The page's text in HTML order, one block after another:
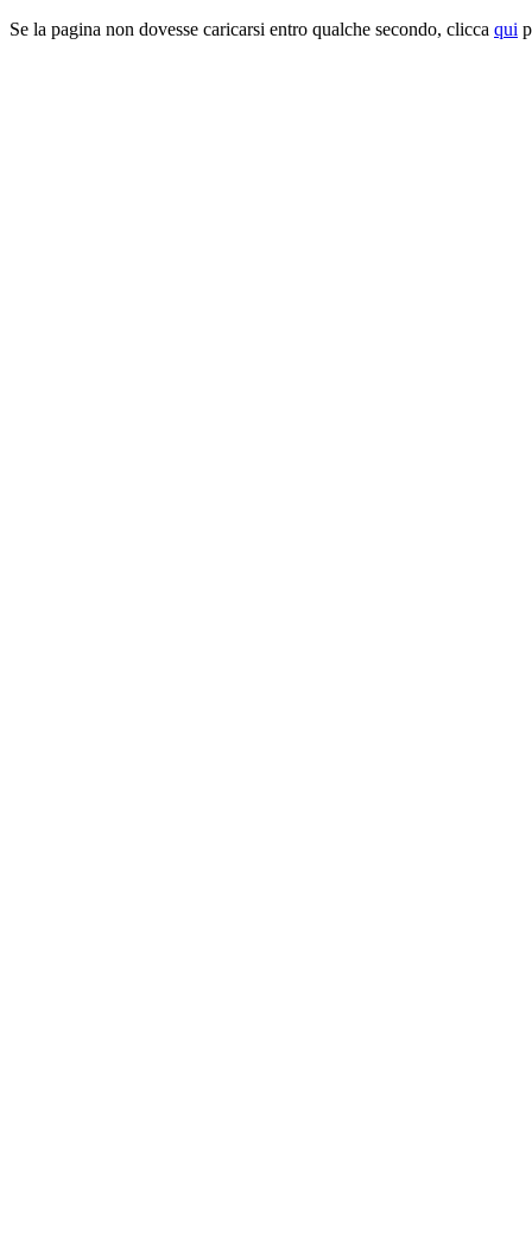
Se la pagina non dovesse caricarsi entro qualche secondo, clicca qui